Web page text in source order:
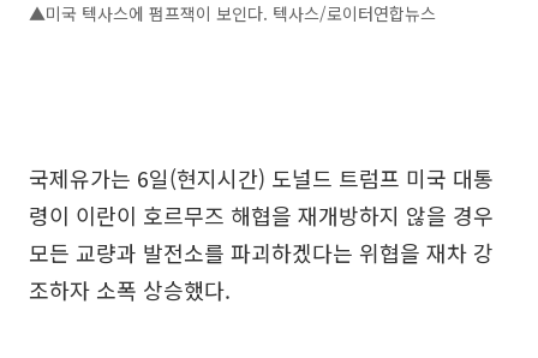
▲미국 텍사스에 펌프잭이 보인다. 텍사스/로이터연합뉴스
국제유가는 6일(현지시간) 도널드 트럼프 미국 대통
령이 이란이 호르무즈 해협을 재개방하지 않을 경우
모든 교량과 발전소를 파괴하겠다는 위협을 재차 강
조하자 소폭 상승했다.